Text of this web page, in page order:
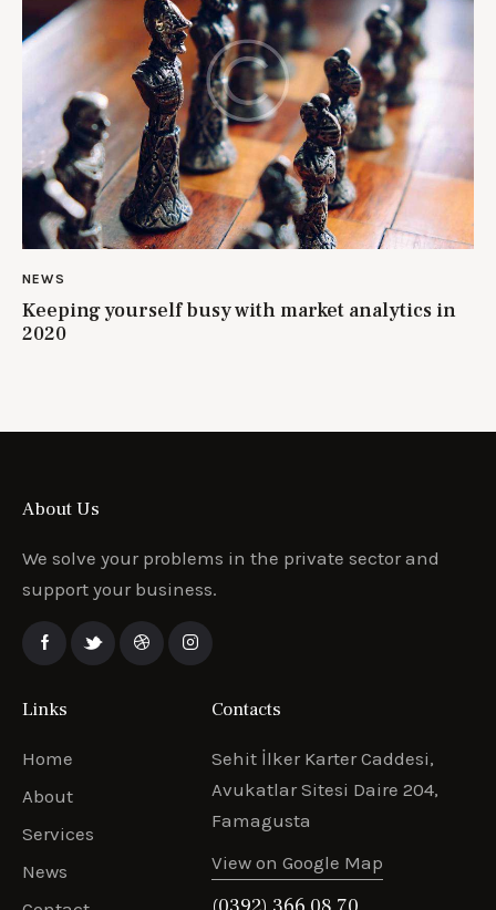
NEWS
Keeping yourself busy with market analytics in
2020
About Us
We solve your problems in the private sector and
support your business.
Links
Home
About
Services
News
Contacts
Sehit İlker Karter Caddesi,
Avukatlar Sitesi Daire 204,
Famagusta
View on Google Map